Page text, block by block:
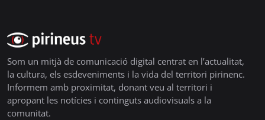
Som un mitjà de comunicació digital centrat en l’actualitat,
la cultura, els esdeveniments i la vida del territori pirinenc.
Informem amb proximitat, donant veu al territori i
apropant les notícies i continguts audiovisuals a la
comunitat.